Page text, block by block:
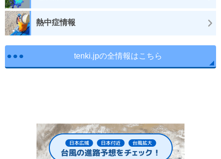
熱中症情報
tenki.jpの全情報はこちら